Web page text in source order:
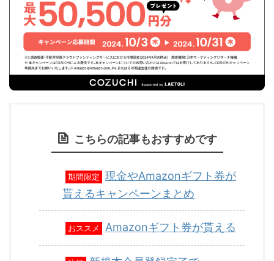
こちらの記事もおすすめです
期間限定
現金やAmazonギフト券が
貰えるキャンペーンまとめ
おススメ Amazonギフト券が貰える